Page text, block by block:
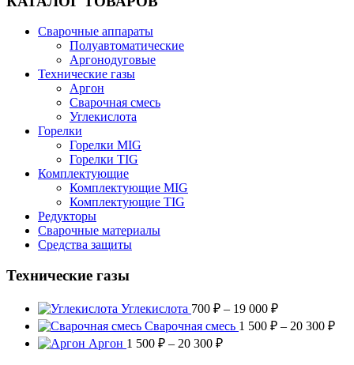
Сварочные аппараты
Полуавтоматические
Аргонодуговые
Технические газы
Аргон
Сварочная смесь
Углекислота
Горелки
Горелки MIG
Горелки TIG
Комплектующие
Комплектующие MIG
Комплектующие TIG
Редукторы
Сварочные материалы
Средства защиты
Технические газы
Углекислота 700 ₽ – 19 000 ₽Диапазон
цен:
Сварочная смесь 1 500 ₽ – 20 300 ₽
Аргон 1 500 ₽ – 20 300 ₽Диапазон